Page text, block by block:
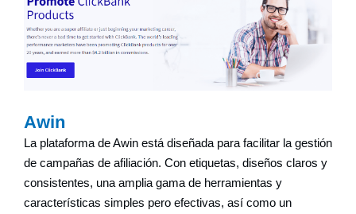
Awin
La plataforma de Awin está diseñada para facilitar la gestión
de campañas de afiliación. Con etiquetas, diseños claros y
consistentes, una amplia gama de herramientas y
características simples pero efectivas, así como un